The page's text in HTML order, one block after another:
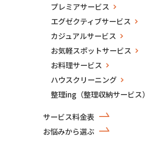
プレミアサービス
エグゼクティブサービス
カジュアルサービス
お気軽スポットサービス
お料理サービス
ハウスクリーニング
整理ing（整理収納サービス）
サービス料金表
お悩みから選ぶ